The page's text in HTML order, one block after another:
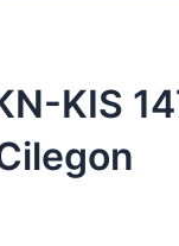
KIS